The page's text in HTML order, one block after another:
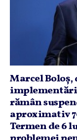
Marcel
rămân
aproximativ
Termen de 6